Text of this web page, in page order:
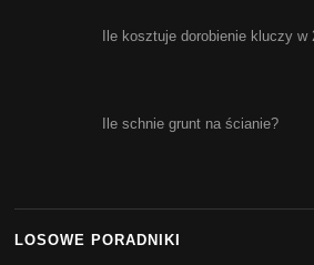
Ile kosztuje dorobienie kluczy w
Ile schnie grunt na ścianie?
LOSOWE PORADNIKI